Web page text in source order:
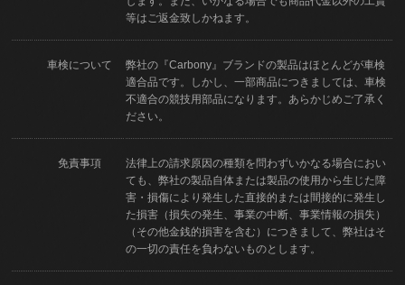
等はご返金致しかねます。
車検について
弊社の『Carbony』ブランドの製品はほとんどが車検
適合品です。しかし、一部商品につきましては、車検
不適合の競技用部品になります。あらかじめご了承く
ださい。
免責事項
法律上の請求原因の種類を問わずいかなる場合におい
ても、弊社の製品自体または製品の使用から生じた障
害・損傷により発生した直接的または間接的に発生し
た損害（損失の発生、事業の中断、事業情報の損失）
（その他金銭的損害を含む）につきまして、弊社はそ
の一切の責任を負わないものとします。